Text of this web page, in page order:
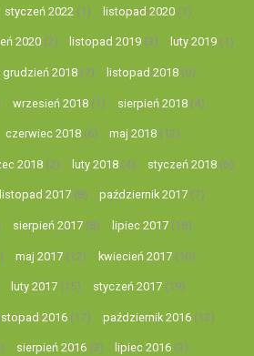
styczeń 2022 (1) listopad 2020(1)
2020(2) listopad 2019 (3) luty 2019 (1)
grudzień 2018 (7) listopad 2018(9)
wrzesień 2018 (1) sierpień 2018(4)
czerwiec 2018(6) maj 2018 (12)
2018 (2) luty 2018(4) styczeń 2018(6)
listopad 2017(8) październik 2017 (7)
sierpień 2017 (8) lipiec 2017(18)
maj 2017 (12) kwiecień 2017(10)
luty 2017 (15) styczeń 2017(19)
2016 (17) październik 2016(13)
sierpień 2016(3) lipiec 2016 (3)